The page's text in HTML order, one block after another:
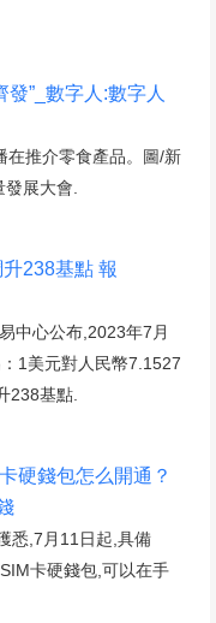
”_數字人:數字人
推介零食產品。圖/新
展大會.
238基點 報
中心公布,2023年7月
1美元對人民幣7.1527
238基點.
硬錢包怎么開通？
悉,7月11日起,具備
卡硬錢包,可以在手